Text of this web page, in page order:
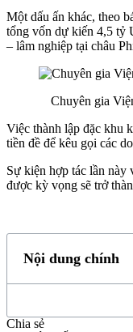
Một dấu ấn khác, theo
tổng vốn dự kiến 4,5 tỷ
– lâm nghiệp tại châu
Chuyên gia
Việc thành lập đặc khu
tiền đề để kêu gọi các
Sự kiện hợp tác lần
được kỳ vọng sẽ trở
Nội dung chính
Chia sẻ